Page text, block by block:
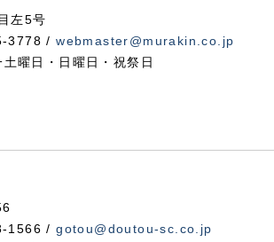
左5号
3778 /webmaster@murakin.co.jp
曜日・日曜日・祝祭日
1566 /gotou@doutou-sc.co.jp